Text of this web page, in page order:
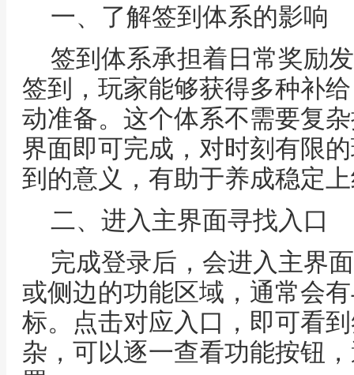
一、了解签到体系的影响
签到体系承担着日常奖励
签到，玩家能够获得多种补
动准备。这个体系不需要复
界面即可完成，对时刻有限
到的意义，有助于养成稳定
二、进入主界面寻找入口
完成登录后，会进入主界
或侧边的功能区域，通常会
标。点击对应入口，即可看
杂，可以逐一查看功能按钮